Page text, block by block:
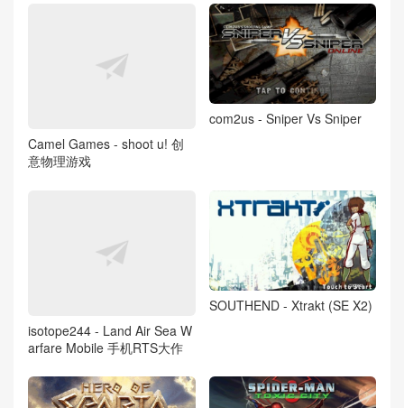
Camel Games - shoot u! 创
意物理游戏
com2us - Sniper Vs Sniper
isotope244 - Land Air Sea W
arfare Mobile 手机RTS大作
SOUTHEND - Xtrakt (SE X2)